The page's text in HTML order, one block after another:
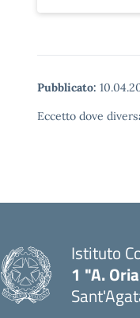
Pubblicato:
Eccetto dove
Istituto
1 "A.